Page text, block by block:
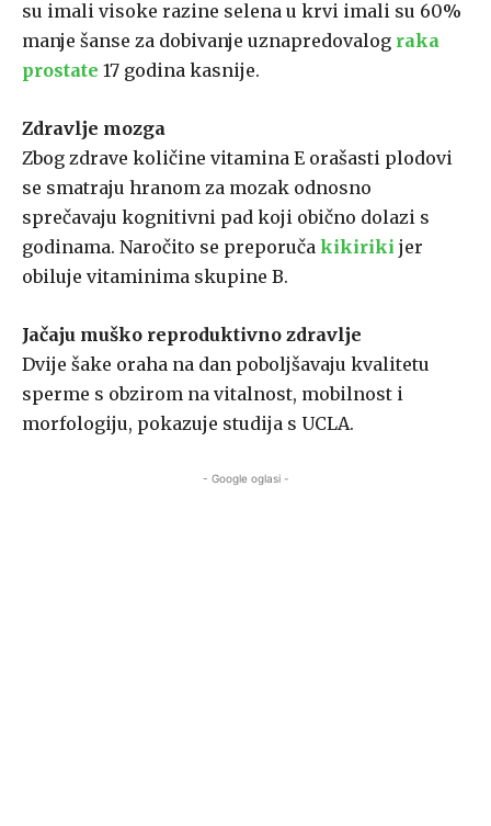
su imali visoke razine selena u krvi imali su 60%
manje šanse za dobivanje uznapredovalog raka
prostate 17 godina kasnije.
Zdravlje mozga
Zbog zdrave količine vitamina E orašasti plodovi
se smatraju hranom za mozak odnosno
sprečavaju kognitivni pad koji obično dolazi s
godinama. Naročito se preporuča kikiriki jer
obiluje vitaminima skupine B.
Jačaju muško reproduktivno zdravlje
Dvije šake oraha na dan poboljšavaju kvalitetu
sperme s obzirom na vitalnost, mobilnost i
morfologiju, pokazuje studija s UCLA.
- Google oglasi -